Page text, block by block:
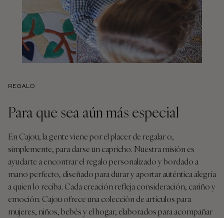
REGALO
Para que sea aún más especial
En Cajou, la gente viene por el placer de regalar o,
simplemente, para darse un capricho. Nuestra misión es
ayudarte a encontrar el regalo personalizado y bordado a
mano perfecto, diseñado para durar y aportar auténtica alegría
a quien lo reciba. Cada creación refleja consideración, cariño y
emoción. Cajou ofrece una colección de artículos para
mujeres, niños, bebés y el hogar, elaborados para acompañar